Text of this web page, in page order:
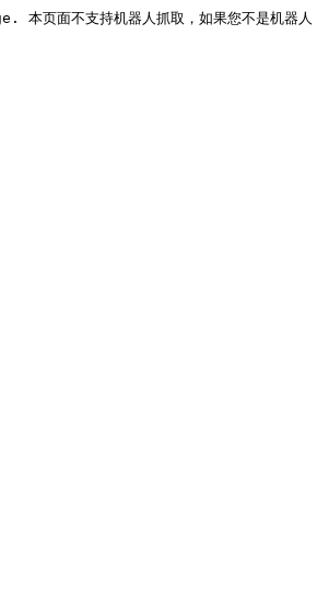
面不支持机器人抓取，如果您不是机器人，